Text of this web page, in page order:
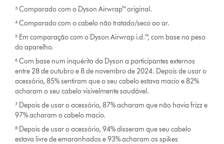
³ Comparado com o Dyson Airwrap™ original.
⁴ Comparado com o cabelo não tratado/seco ao ar.
⁵ Em comparação com o Dyson Airwrap i.d.™, com base no peso
do aparelho.
⁶ Com base num inquérito da Dyson a participantes externos
entre 28 de outubro e 8 de novembro de 2024. Depois de usar o
acessório, 85% sentiram que o seu cabelo estava macio e 82%
acharam o seu cabelo visivelmente saudável.
⁷ Depois de usar o acessório, 87% acharam que não havia frizz e
97% acharam o cabelo macio.
⁸ Depois de usar o acessório, 94% disseram que seu cabelo
estava livre de emaranhados e 93% acharam os spikes